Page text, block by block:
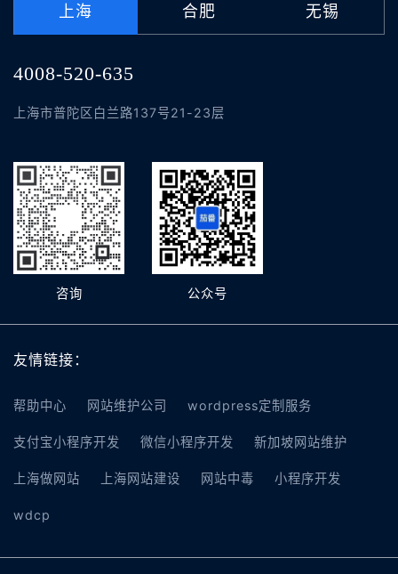
上海 合肥 无锡
4008-520-635
上海市普陀区白兰路137号21-23层
咨询 公众号
友情链接：
帮助中心 网站维护公司 wordpress定制服务
支付宝小程序开发 微信小程序开发 新加坡网站维护
上海做网站 上海网站建设 网站中毒 小程序开发
wdcp